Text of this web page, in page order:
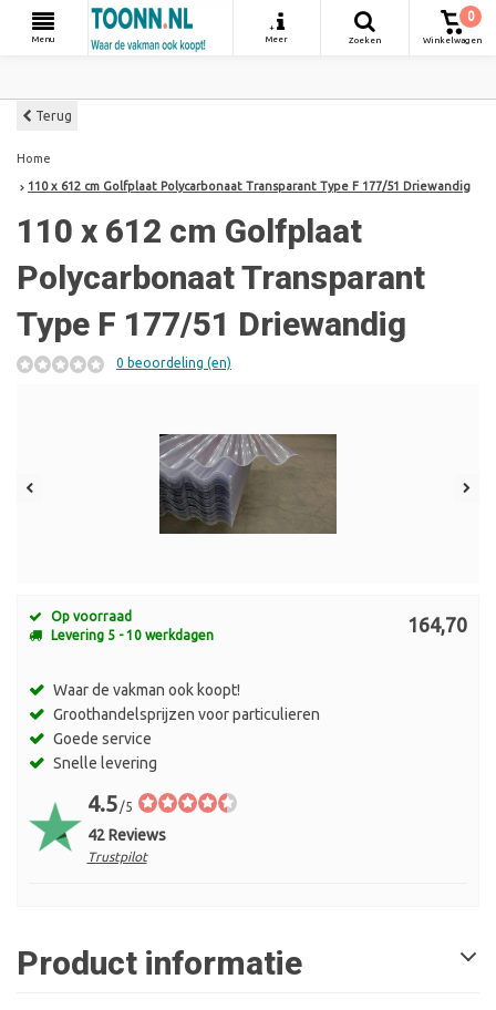
Menu
+
Meer
Zoeken
0
Winkelwagen
Terug
Home
110 x 612 cm Golfplaat Polycarbonaat Transparant Type F 177/51 Driewandig
110 x 612 cm Golfplaat
Polycarbonaat Transparant
Type F 177/51 Driewandig
0 beoordeling (en)
Op voorraad
Levering 5 - 10 werkdagen
164,70
Waar de vakman ook koopt!
Groothandelsprijzen voor particulieren
Goede service
Snelle levering
4.5/5
42 Reviews
Trustpilot
Product informatie